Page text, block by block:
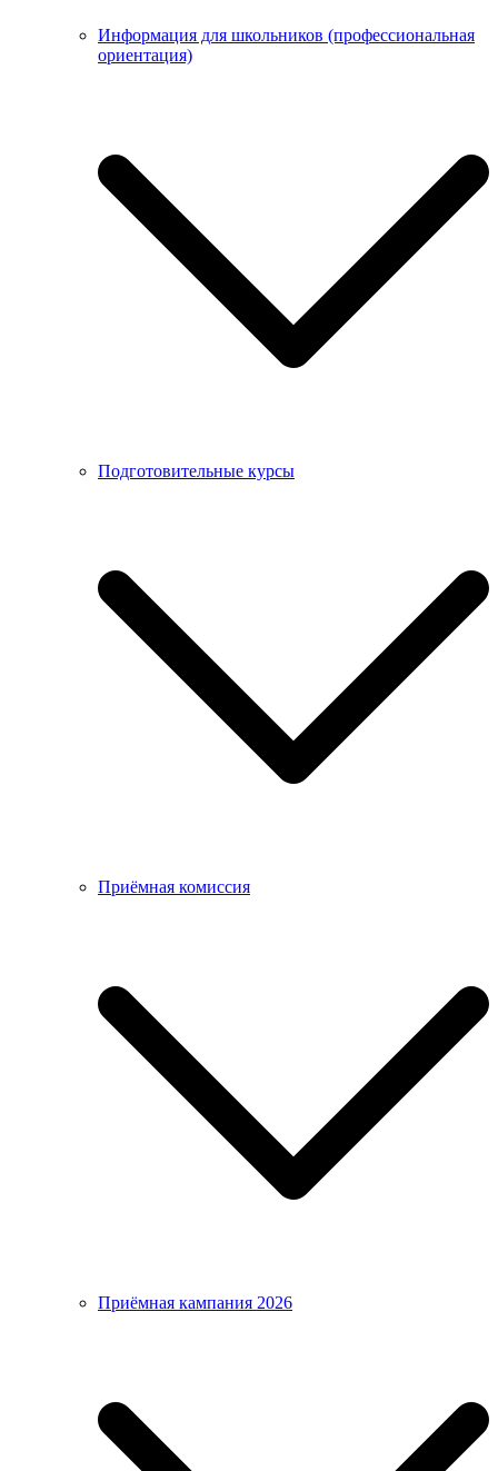
Информация для школьников (профессиональная
ориентация)
Подготовительные курсы
Приёмная комиссия
Приёмная кампания 2026